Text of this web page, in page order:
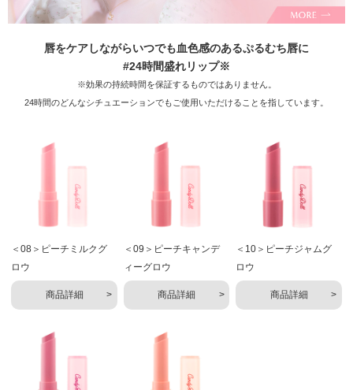
唇をケアしながらいつでも血色感のあるぷるむち唇に
#24時間盛れリップ※
※効果の持続時間を保証するものではありません。
24時間のどんなシチュエーションでもご使用いただけることを指しています。
＜08＞ピーチミルクグ
ロウ
商品詳細
＜09＞ピーチキャンデ
ィーグロウ
商品詳細
＜10＞ピーチジャムグ
ロウ
商品詳細